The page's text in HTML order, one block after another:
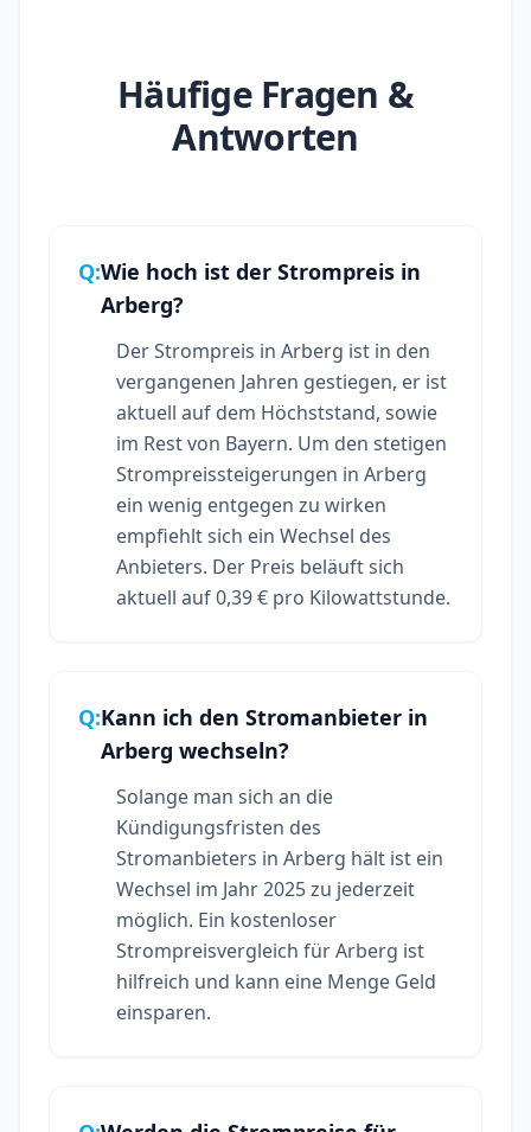
Häufige Fragen &
Antworten
Q:Wie hoch ist der Strompreis in
Arberg?
Der Strompreis in Arberg ist in den
vergangenen Jahren gestiegen, er ist
aktuell auf dem Höchststand, sowie
im Rest von Bayern. Um den stetigen
Strompreissteigerungen in Arberg
ein wenig entgegen zu wirken
empfiehlt sich ein Wechsel des
Anbieters. Der Preis beläuft sich
aktuell auf 0,39 € pro Kilowattstunde.
Q:Kann ich den Stromanbieter in
Arberg wechseln?
Solange man sich an die
Kündigungsfristen des
Stromanbieters in Arberg hält ist ein
Wechsel im Jahr 2025 zu jederzeit
möglich. Ein kostenloser
Strompreisvergleich für Arberg ist
hilfreich und kann eine Menge Geld
einsparen.